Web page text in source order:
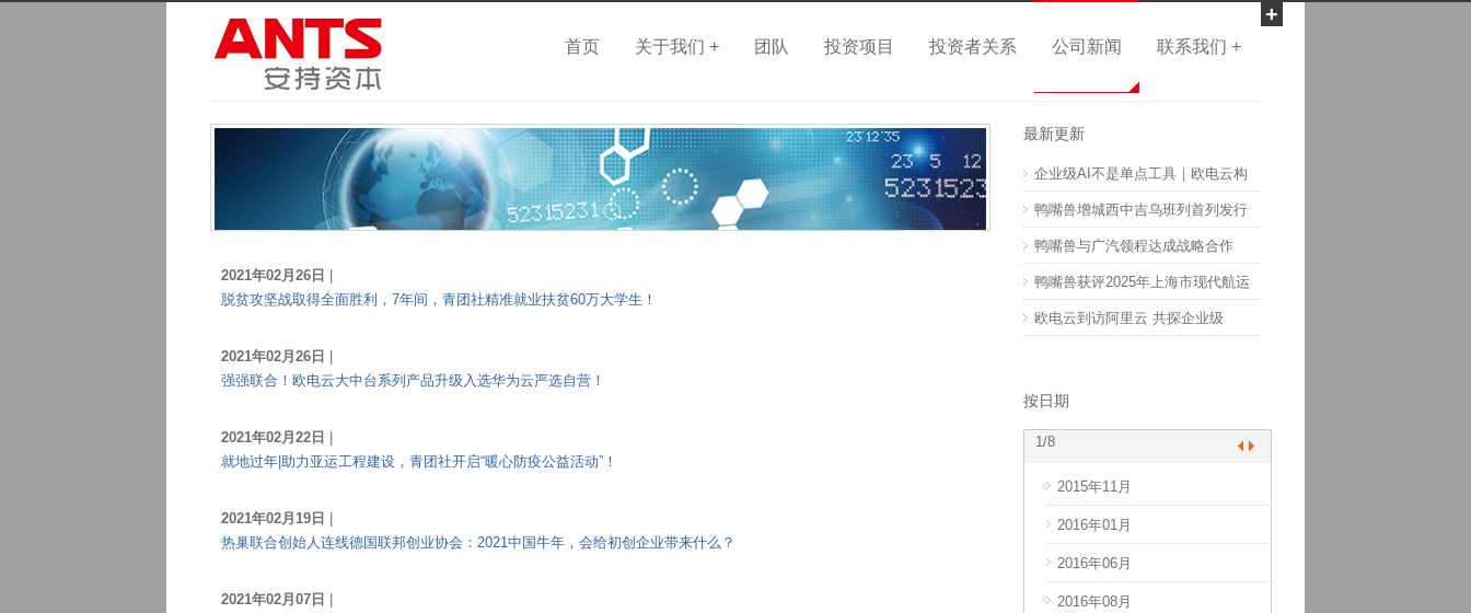
+
首页 关于我们 + 团队 投资项目 投资者关系 公司新闻 联系我们 +
2021年02月26日
脱贫攻坚战取得全面胜利，7年间，青团社精准就业扶贫60万大学生！
2021年02月26日
强强联合！欧电云大中台系列产品升级入选华为云严选自营！
2021年02月22日
就地过年|助力亚运工程建设，青团社开启“暖心防疫公益活动”！
2021年02月19日
热巢联合创始人连线德国联邦创业协会：2021中国牛年，会给初创企业带来什么？
2021年02月07日
最新更新
企业级AI不是单点工具｜欧电云构
鸭嘴兽增城西中吉乌班列首列发行
鸭嘴兽与广汽领程达成战略合作
鸭嘴兽获评2025年上海市现代航运
欧电云到访阿里云 共探企业级
按日期
1/8
2015年11月
2016年01月
2016年06月
2016年08月